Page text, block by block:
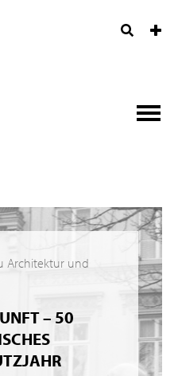
Architektur und
– 50